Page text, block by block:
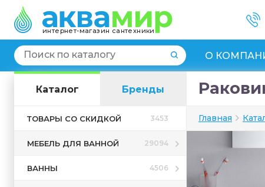
интернет-магазин сантехники
О
Каталог Бренды
ТОВАРЫ СО СКИДКОЙ 3453
МЕБЕЛЬ ДЛЯ ВАННОЙ 29094
ВАННЫ 4506
Главная